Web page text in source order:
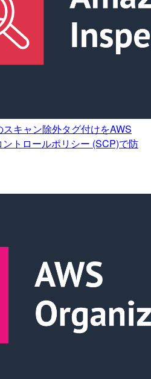
キャン除外タグ付けをAWS
トロールポリシー (SCP)で防